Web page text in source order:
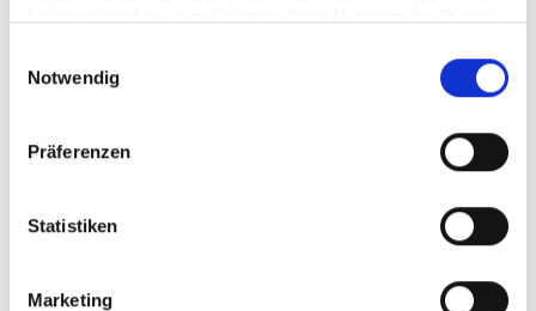
Notwendig
Präferenzen
Statistiken
Marketing